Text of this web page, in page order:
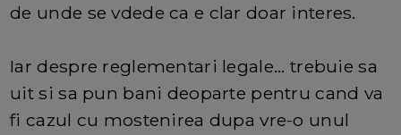
de unde se vdede ca e clar doar interes.
Iar despre reglementari legale... trebuie sa
uit si sa pun bani deoparte pentru cand va
fi cazul cu mostenirea dupa vre-o unul